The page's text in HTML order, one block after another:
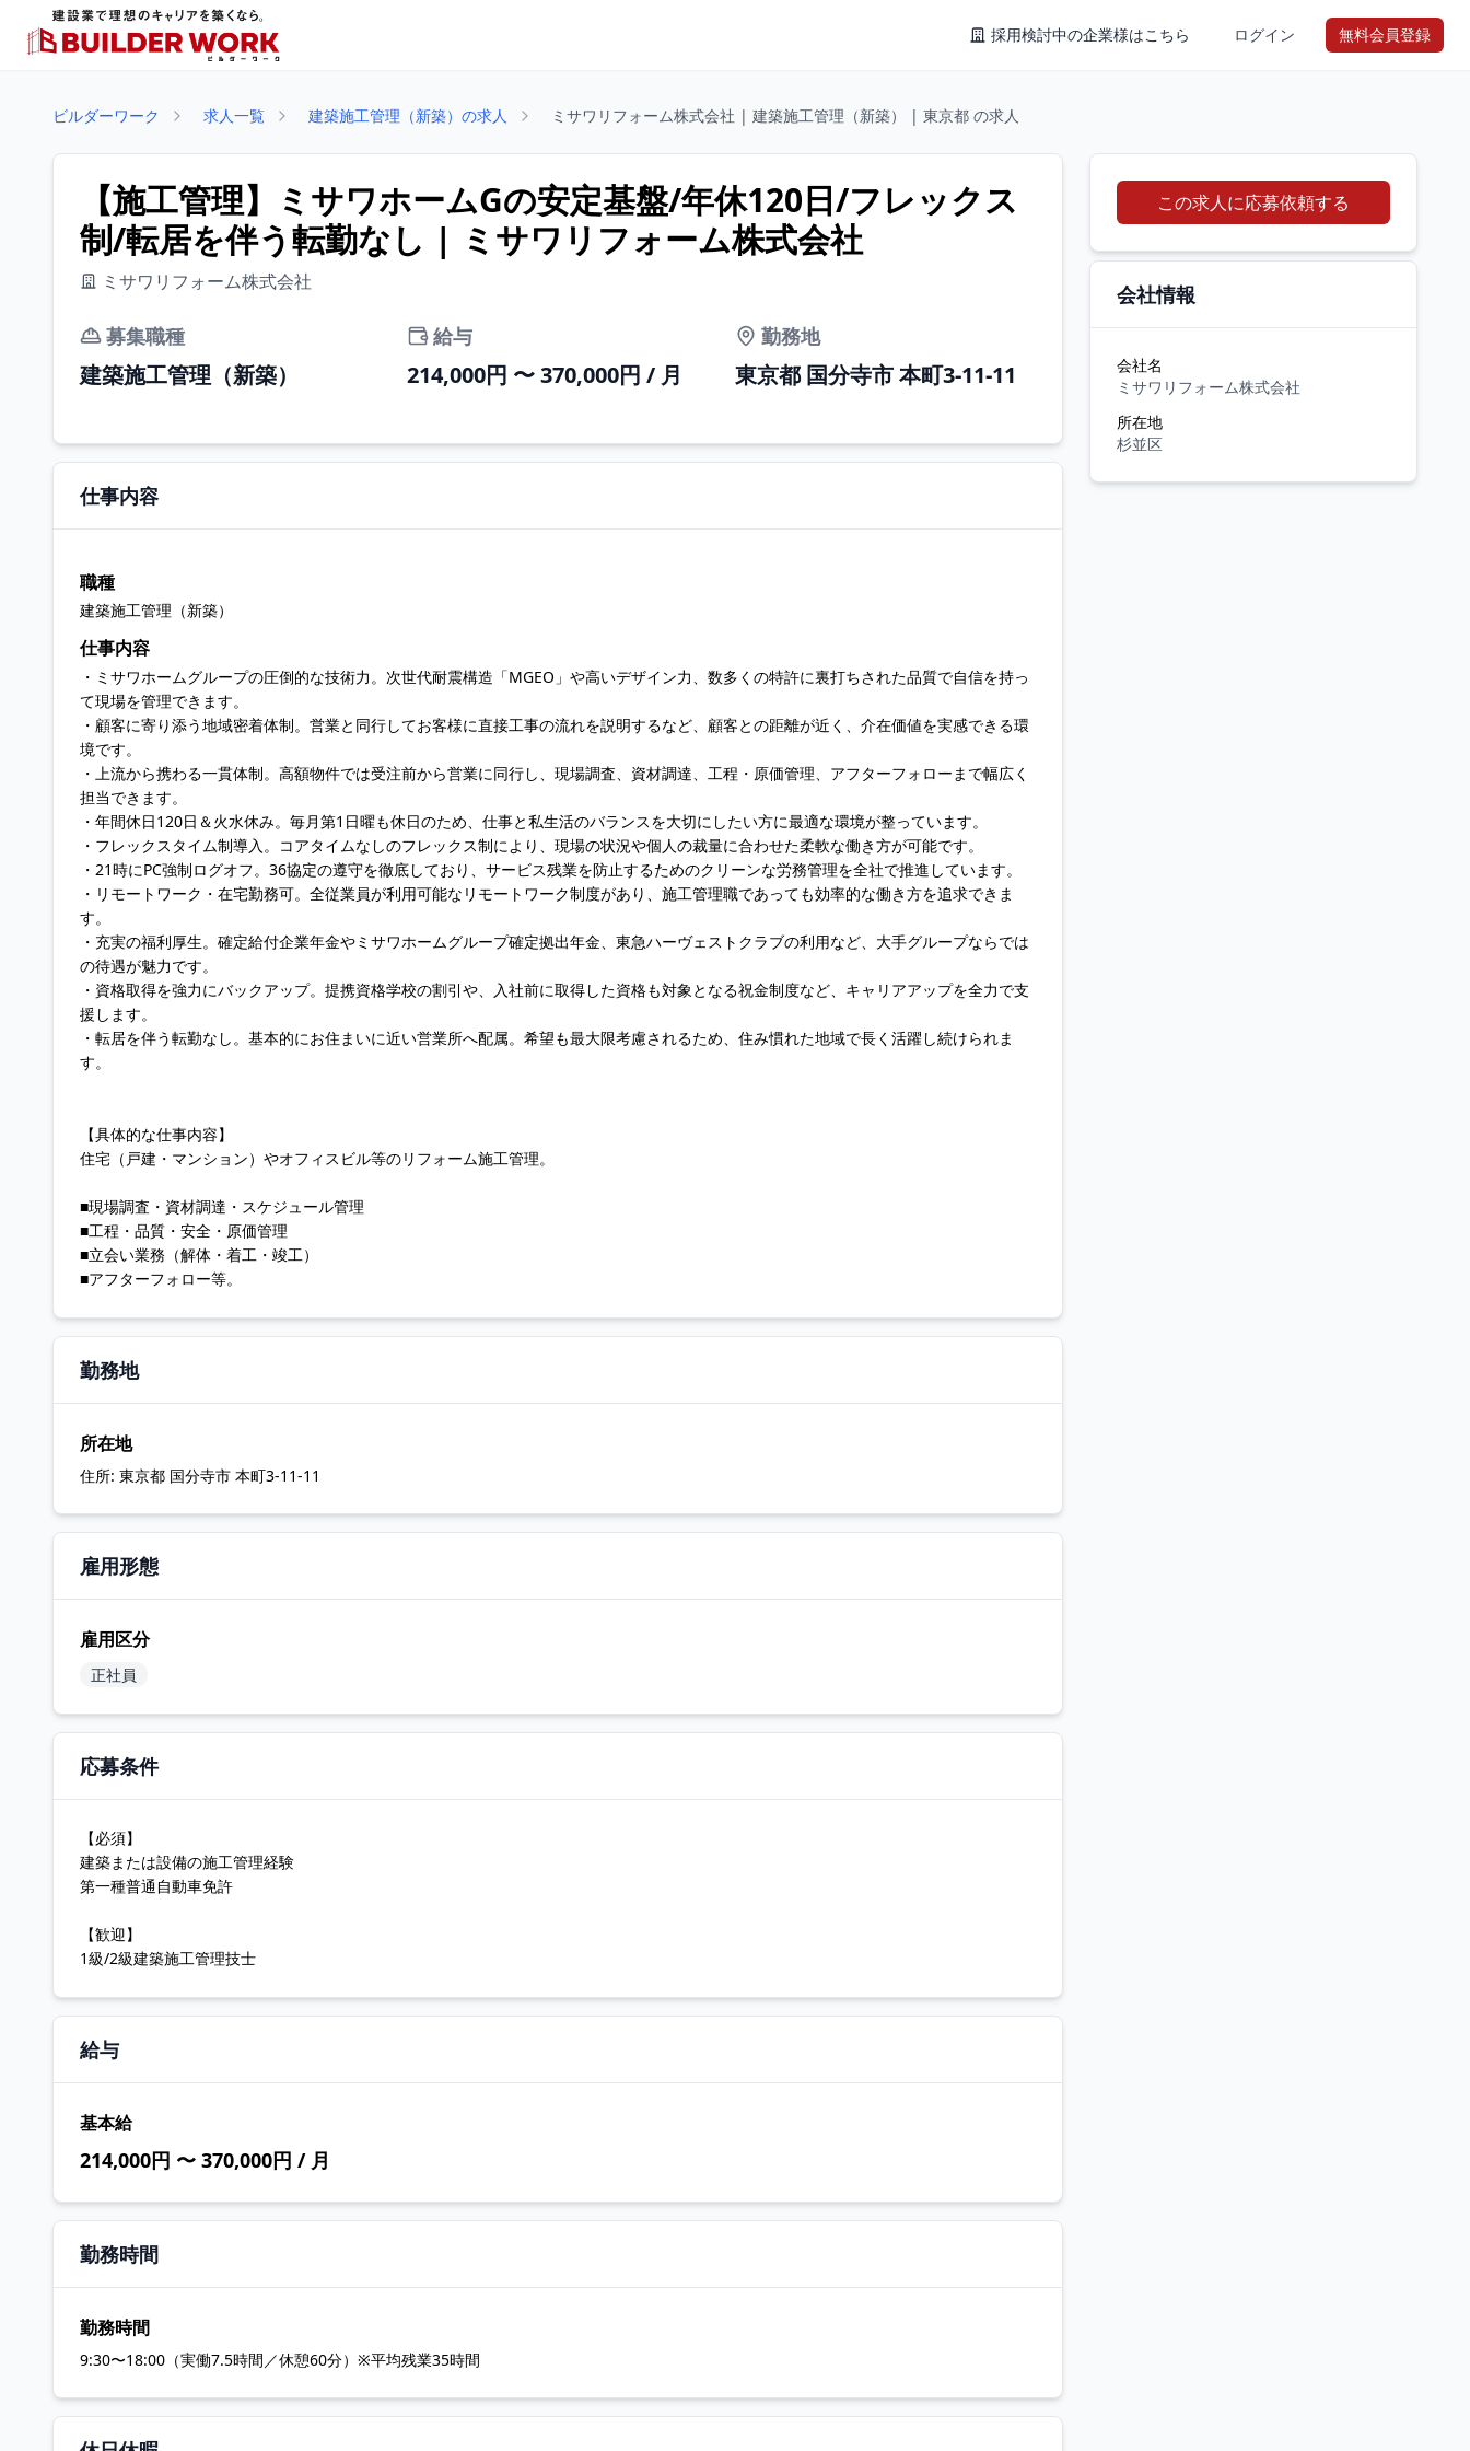
採用検討中の企業様はこちら ログイン 無料会員登録
ビルダーワーク 求人一覧 建築施工管理（新築）の求人 ミサワリフォーム株式会社 | 建築施工管理（新築） | 東京都 の求人
【施工管理】ミサワホームGの安定基盤/年休120日/フレックス
制/転居を伴う転勤なし | ミサワリフォーム株式会社
ミサワリフォーム株式会社
募集職種
建築施工管理（新築）
給与
214,000円 〜 370,000円 / 月
勤務地
東京都 国分寺市 本町3-11-11
仕事内容
職種
建築施工管理（新築）
仕事内容
・ミサワホームグループの圧倒的な技術力。次世代耐震構造「MGEO」や高いデザイン力、数多くの特許に裏打ちされた品質で自信を持っ
て現場を管理できます。
・顧客に寄り添う地域密着体制。営業と同行してお客様に直接工事の流れを説明するなど、顧客との距離が近く、介在価値を実感できる環
境です。
・上流から携わる一貫体制。高額物件では受注前から営業に同行し、現場調査、資材調達、工程・原価管理、アフターフォローまで幅広く
担当できます。
・年間休日120日＆火水休み。毎月第1日曜も休日のため、仕事と私生活のバランスを大切にしたい方に最適な環境が整っています。
・フレックスタイム制導入。コアタイムなしのフレックス制により、現場の状況や個人の裁量に合わせた柔軟な働き方が可能です。
・21時にPC強制ログオフ。36協定の遵守を徹底しており、サービス残業を防止するためのクリーンな労務管理を全社で推進しています。
・リモートワーク・在宅勤務可。全従業員が利用可能なリモートワーク制度があり、施工管理職であっても効率的な働き方を追求できま
す。
・充実の福利厚生。確定給付企業年金やミサワホームグループ確定拠出年金、東急ハーヴェストクラブの利用など、大手グループならでは
の待遇が魅力です。
・資格取得を強力にバックアップ。提携資格学校の割引や、入社前に取得した資格も対象となる祝金制度など、キャリアアップを全力で支
援します。
・転居を伴う転勤なし。基本的にお住まいに近い営業所へ配属。希望も最大限考慮されるため、住み慣れた地域で長く活躍し続けられま
す。
【具体的な仕事内容】
住宅（戸建・マンション）やオフィスビル等のリフォーム施工管理。
■現場調査・資材調達・スケジュール管理
■工程・品質・安全・原価管理
■立会い業務（解体・着工・竣工）
■アフターフォロー等。
勤務地
所在地
住所: 東京都 国分寺市 本町3-11-11
雇用形態
雇用区分
正社員
応募条件
【必須】
建築または設備の施工管理経験
第一種普通自動車免許
【歓迎】
1級/2級建築施工管理技士
給与
基本給
214,000円 〜 370,000円 / 月
勤務時間
勤務時間
9:30〜18:00（実働7.5時間／休憩60分）※平均残業35時間
この求人に応募依頼する
会社情報
会社名
ミサワリフォーム株式会社
所在地
杉並区